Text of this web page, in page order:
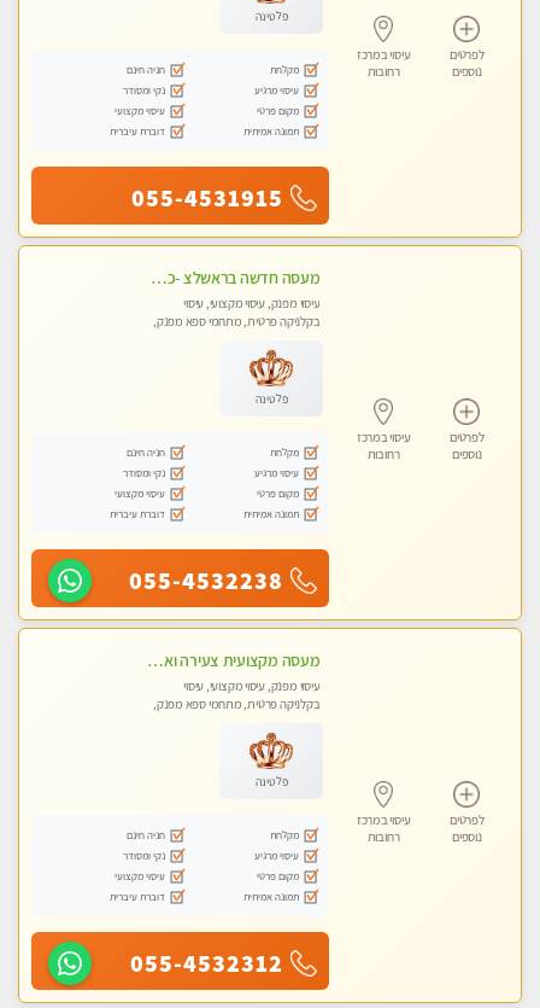
לפרטים
נוספים
עיסוי במרכז
רחובות
פלטינה
מקלחת
חניה חינם
עיסוי מרגיע
נקי ומסודר
מקום פרטי
עיסוי מקצועי
תמונה אמיתית
דוברת עיברית
055-4531915
לפרטים
נוספים
עיסוי במרכז
רחובות
מעסה חדשה בראשלצ -כל סוגי העיסויים מעסה מקצועית ואיכותית פרטי!!!מומלץ לחלוטין!!
עיסוי מפנק, עיסוי מקצועי, עיסוי
בקלניקה פרטית, מתחמי ספא מפנק,
פלטינה
מקלחת
חניה חינם
עיסוי מרגיע
נקי ומסודר
מקום פרטי
עיסוי מקצועי
תמונה אמיתית
דוברת עיברית
055-4532238
לפרטים
נוספים
עיסוי במרכז
רחובות
מעסה מקצועית צעירה ואיכותית פרטי!!! מ 10:00 בבוקר עד 18:00 בערב.
עיסוי מפנק, עיסוי מקצועי, עיסוי
בקלניקה פרטית, מתחמי ספא מפנק,
פלטינה
מקלחת
חניה חינם
עיסוי מרגיע
נקי ומסודר
מקום פרטי
עיסוי מקצועי
תמונה אמיתית
דוברת עיברית
055-4532312